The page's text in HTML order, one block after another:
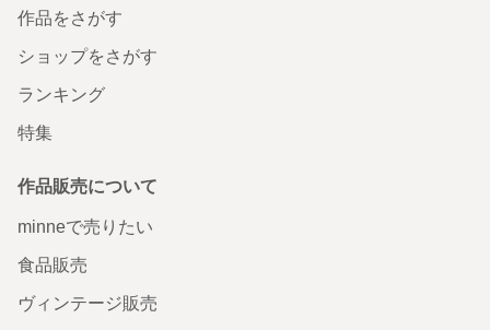
作品をさがす
ショップをさがす
ランキング
特集
作品販売について
minneで売りたい
食品販売
ヴィンテージ販売